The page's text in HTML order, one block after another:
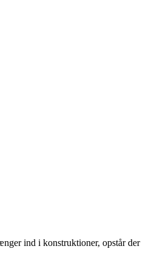
ind i konstruktioner, opstår der